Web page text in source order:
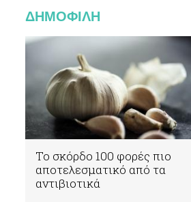
ΔΗΜΟΦΙΛΗ
Το σκόρδο 100 φορές πιο
αποτελεσματικό από τα
αντιβιοτικά